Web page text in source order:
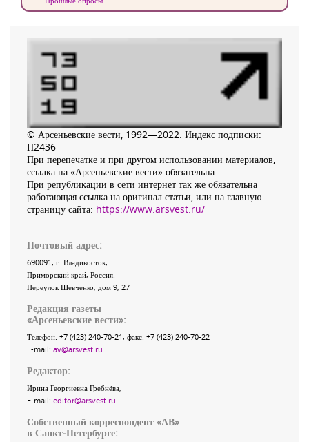
© Арсеньевские вести, 1992—2022. Индекс подписки:
П2436
При перепечатке и при другом использовании материалов,
ссылка на «Арсеньевские вести» обязательна.
При републикации в сети интернет так же обязательна
работающая ссылка на оригинал статьи, или на главную
страницу сайта: https://www.arsvest.ru/
Почтовый адрес:
690091, г. Владивосток,
Приморский край, Россия
Переулок Шевченко, дом 9, 27
Редакция газеты
«Арсеньевские вести»:
Телефон: +7 (423) 240-70-21, факс: +7 (423) 240-70-22
E-mail: av@arsvest.ru
Редактор:
Ирина Георгиевна Гребнёва,
E-mail: editor@arsvest.ru
Собственный корреспондент «АВ»
в Санкт-Петербурге: